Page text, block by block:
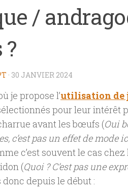
/
· 30 JANVIER 2024
je propose l’utilisation de
pour leur intérêt
avant les bœufs (Oui
c’est pas un effet de mode
c’est souvent le cas
(Quoi ? C’est pas une
donc depuis le début :